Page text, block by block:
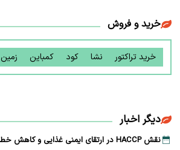
خرید و فروش
خرید تراکتور نشا کود کمباین زمین
دیگر اخبار
نقش HACCP در ارتقای ایمنی غذایی و کاهش خطرات تولید